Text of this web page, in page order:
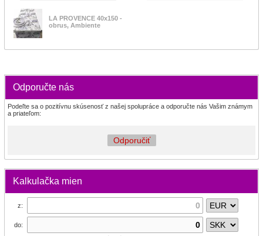
LA PROVENCE 40x150 -
obrus, Ambiente
Odporučte nás
Podeľte sa o pozitívnu skúsenosť z našej spolupráce a odporučte nás Vašim známym
a priateľom:
Odporučiť
Kalkulačka mien
z:
do: